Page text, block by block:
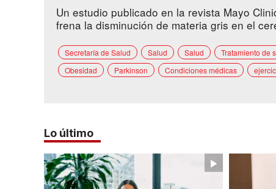
Un estudio publicado en la revista Mayo
frena la disminución de materia gris en el
Secretaría de Salud Salud Salud Tratamiento de
Obesidad
Parkinson Condiciones médicas
Lo último